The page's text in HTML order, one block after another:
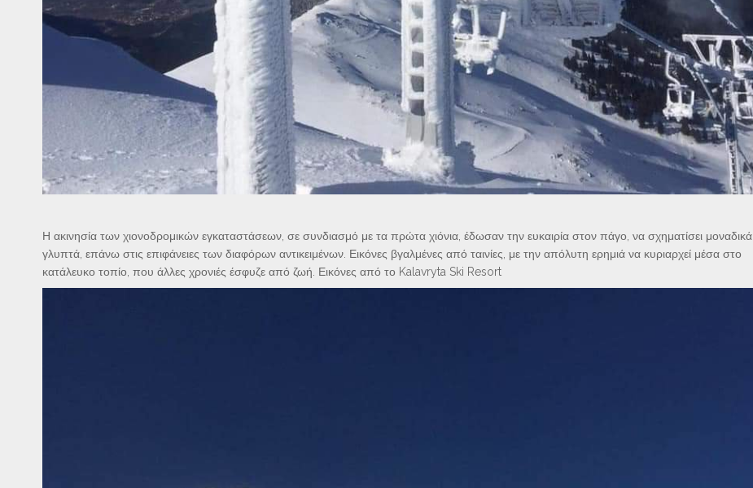
Η ακινησία των χιονοδρομικών εγκαταστάσεων, σε συνδιασμό με τα πρώτα χιόνια, έδωσαν την ευκαιρία στον πάγο, να σχηματίσει μοναδικά
γλυπτά, επάνω στις επιφάνειες των διαφόρων αντικειμένων. Εικόνες βγαλμένες από ταινίες, με την απόλυτη ερημιά να κυριαρχεί μέσα στο
κατάλευκο τοπίο, που άλλες χρονιές έσφυζε από ζωή. Εικόνες από το Kalavryta Ski Resort